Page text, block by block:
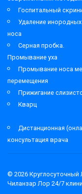
Госпитальный
Удаление инородных
носа
Серная пробка.
Промывание уха
Промывание носа
перемещения
Прижигание
Кварц
Дистанционная
консультация врача
© 2026 Круглосуточный
Чиланзар Лор 24/7